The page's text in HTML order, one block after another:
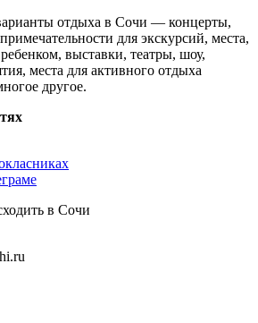
отдыха в Сочи — концерты,
для экскурсий, места,
выставки, театры, шоу,
места для активного отдыха
другое.
в Сочи